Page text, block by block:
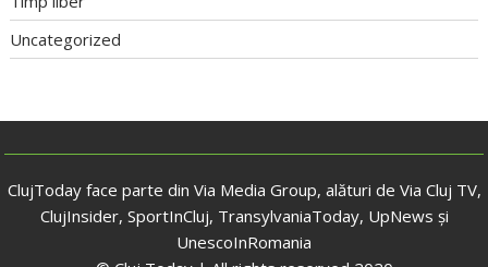
Uncategorized
ClujToday face parte din Via Media Group, alături de Via Cluj TV,
ClujInsider, SportInCluj, TransylvaniaToday, UpNews și
UnescoInRomania